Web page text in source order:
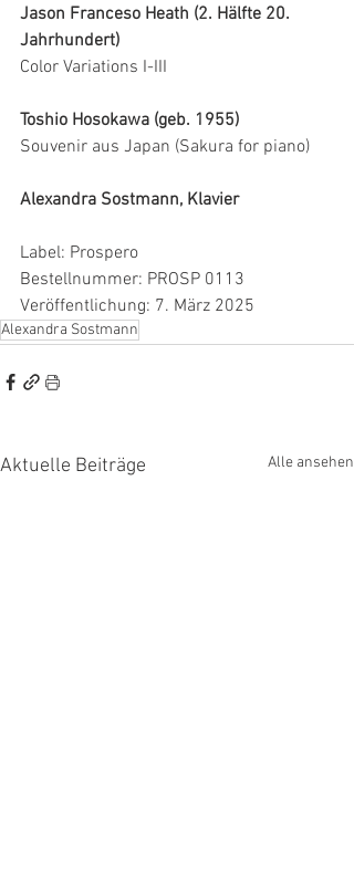
Jason Franceso Heath (2. Hälfte 20.
Jahrhundert)
Color Variations I-III
Toshio Hosokawa (geb. 1955)
Souvenir aus Japan (Sakura for piano)
Alexandra Sostmann, Klavier
Label: Prospero
Bestellnummer: PROSP 0113
Veröffentlichung: 7. März 2025
Alexandra Sostmann
Aktuelle Beiträge Alle ansehen